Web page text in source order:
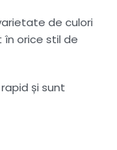
de culori
în orice stil de
și sunt